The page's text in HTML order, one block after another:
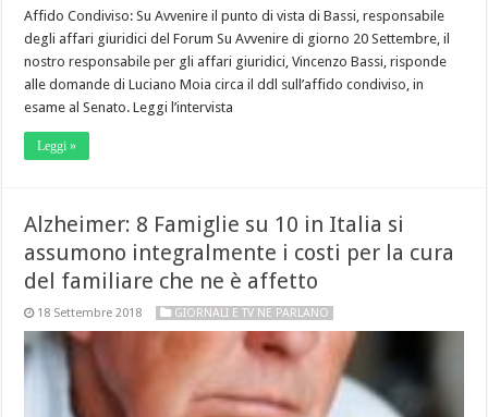
Affido Condiviso: Su Avvenire il punto di vista di Bassi, responsabile
degli affari giuridici del Forum Su Avvenire di giorno 20 Settembre, il
nostro responsabile per gli affari giuridici, Vincenzo Bassi, risponde
alle domande di Luciano Moia circa il ddl sull’affido condiviso, in
esame al Senato. Leggi l’intervista
Leggi »
Alzheimer: 8 Famiglie su 10 in Italia si
assumono integralmente i costi per la cura
del familiare che ne è affetto
18 Settembre 2018 GIORNALI E TV NE PARLANO